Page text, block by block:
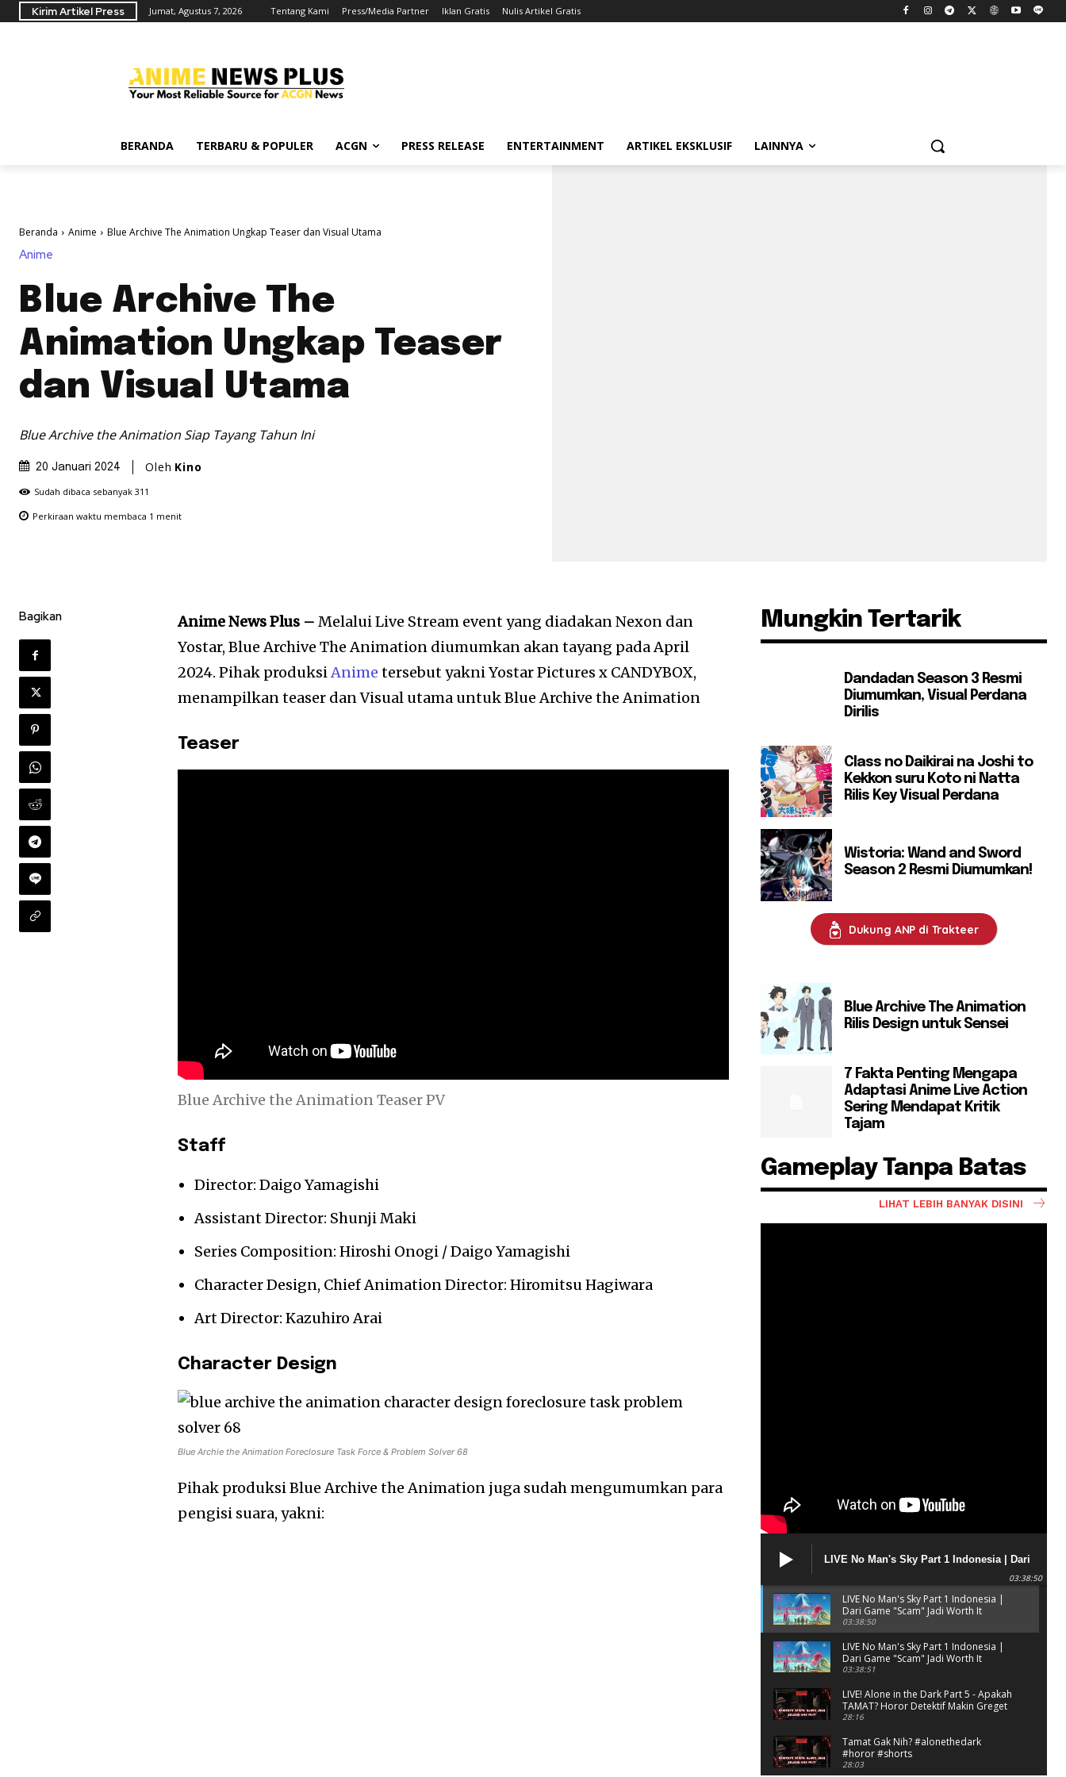
Kirim Artikel Press Jumat, Agustus 7, 2026 Tentang Kami Press/Media Partner Iklan Gratis Nulis Artikel Gratis
BERANDA TERBARU & POPULER ACGN PRESS RELEASE ENTERTAINMENT ARTIKEL EKSKLUSIF LAINNYA
Beranda Anime Blue Archive The Animation Ungkap Teaser dan Visual Utama
Anime
Blue Archive The
Animation Ungkap Teaser
dan Visual Utama
Blue Archive the Animation Siap Tayang Tahun Ini
20 Januari 2024 Oleh Kino
Sudah dibaca sebanyak 311
Perkiraan waktu membaca 1 menit
Bagikan Anime News Plus –Melalui Live Stream event yang diadakan Nexon dan
Yostar, Blue Archive The Animation diumumkan akan tayang pada April
2024. Pihak produksiAnime tersebut yakni Yostar Pictures x CANDYBOX,
menampilkan teaser dan Visual utama untuk Blue Archive the Animation
Teaser
Blue Archive the Animation Teaser PV
Staff
Director: Daigo Yamagishi
Assistant Director: Shunji Maki
Series Composition: Hiroshi Onogi / Daigo Yamagishi
Character Design, Chief Animation Director: Hiromitsu Hagiwara
Art Director: Kazuhiro Arai
Character Design
Blue Archie the Animation Foreclosure Task Force & Problem Solver 68
Pihak produksi Blue Archive the Animation juga sudah mengumumkan para
pengisi suara, yakni:
Mungkin Tertarik
Dandadan Season 3 Resmi
Diumumkan, Visual Perdana
Dirilis
Class no Daikirai na Joshi to
Kekkon suru Koto ni Natta
Rilis Key Visual Perdana
Wistoria: Wand and Sword
Season 2 Resmi Diumumkan!
Dukung ANP di Trakteer
Blue Archive The Animation
Rilis Design untuk Sensei
7 Fakta Penting Mengapa
Adaptasi Anime Live Action
Sering Mendapat Kritik
Tajam
Gameplay Tanpa Batas
LIHAT LEBIH BANYAK DISINI
LIVE No Man's Sky Part 1 Indonesia | Dari
03:38:50
LIVE No Man's Sky Part 1 Indonesia |
Dari Game "Scam" Jadi Worth It
Banget?
03:38:50
LIVE No Man's Sky Part 1 Indonesia |
Dari Game "Scam" Jadi Worth It
Banget? (Portrait)
03:38:51
LIVE! Alone in the Dark Part 5 - Apakah
TAMAT? Horor Detektif Makin Greget
28:16
Tamat Gak Nih? #alonethedark
#horor #shorts
28:03